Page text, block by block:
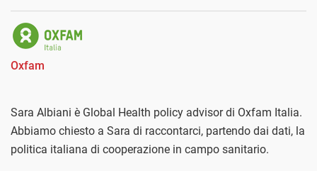
Oxfam
Sara Albiani è Global Health policy advisor di Oxfam Italia.
Abbiamo chiesto a Sara di raccontarci, partendo dai dati, la
politica italiana di cooperazione in campo sanitario.